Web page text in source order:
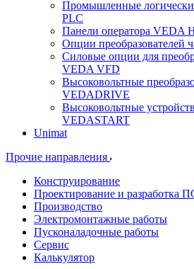
Промышленные
PLC
Панели оператора VEDA
Опции преобразователей
Силовые опции для
VEDA VFD
Высоковольтные
VEDADRIVE
Высоковольтные
VEDASTART
Unimat
Прочие направления
Конструирование
Проектирование и разработка
Производство
Электромонтажные работы
Пусконаладочные работы
Сервис
Калькулятор